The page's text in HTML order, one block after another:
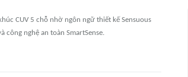
CUV 5 chỗ nhờ ngôn ngữ thiết kế Sensuous
công nghệ an toàn SmartSense.